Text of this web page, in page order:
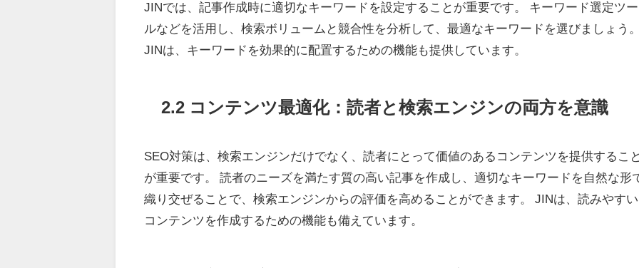
JINでは、記事作成時に適切なキーワードを設定することが重要です。 キーワード選定ツー
ルなどを活用し、検索ボリュームと競合性を分析して、最適なキーワードを選びましょう
JINは、キーワードを効果的に配置するための機能も提供しています。
2.2 コンテンツ最適化：読者と検索エンジンの両方を意識
SEO対策は、検索エンジンだけでなく、読者にとって価値のあるコンテンツを提供するこ
が重要です。 読者のニーズを満たす質の高い記事を作成し、適切なキーワードを自然な形
織り交ぜることで、検索エンジンからの評価を高めることができます。 JINは、読みやすい
コンテンツを作成するための機能も備えています。